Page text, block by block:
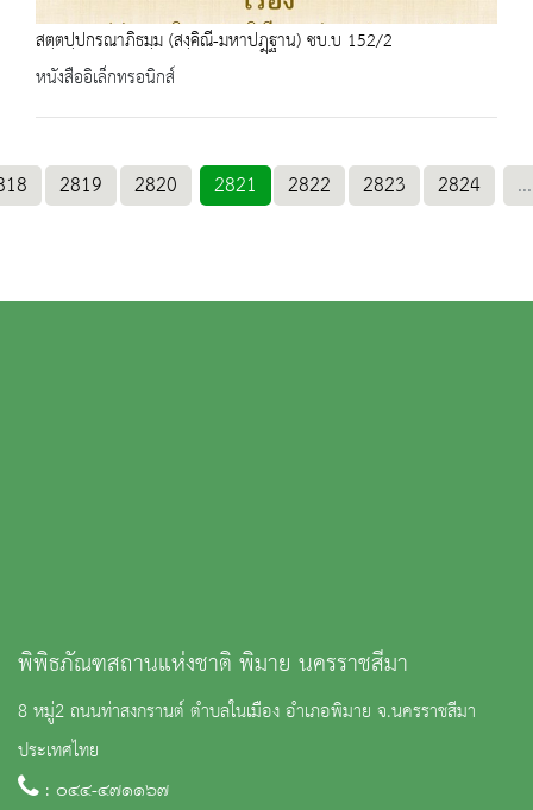
สตฺตปฺปกรณาภิธมฺม (สงฺคิณี-มหาปฎฺฐาน) ชบ.บ 152/2
หนังสืออิเล็กทรอนิกส์
2819 2820 2821 2822 2823 2824 ...
พิพิธภัณฑสถานแห่งชาติ พิมาย นครราชสีมา
8 หมู่2 ถนนท่าสงกรานต์ ตำบลในเมือง อำเภอพิมาย จ.นครราชสีมา
ประเทศไทย
: ๐๔๔-๔๗๑๑๖๗